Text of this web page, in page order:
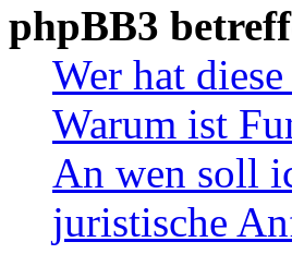
phpBB3
Wer hat
Warum ist
An wen soll
juristische